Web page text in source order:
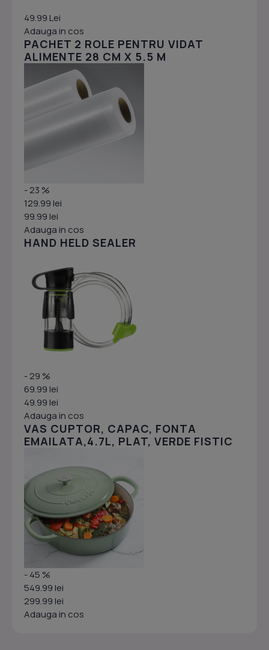
49.99 Lei
Adauga in cos
PACHET 2 ROLE PENTRU VIDAT
ALIMENTE 28 CM X 5.5 M
- 23 %
129.99 lei
99.99 lei
Adauga in cos
HAND HELD SEALER
- 29 %
69.99 lei
49.99 lei
Adauga in cos
VAS CUPTOR, CAPAC, FONTA
EMAILATA,4.7L, PLAT, VERDE FISTIC
- 45 %
549.99 lei
299.99 lei
Adauga in cos